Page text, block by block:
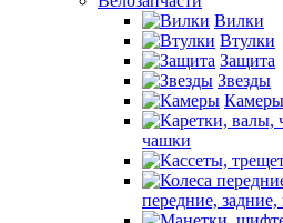
Вилки
Втулки
Защита
Звезды
Камеры
чашки
передние, задние,